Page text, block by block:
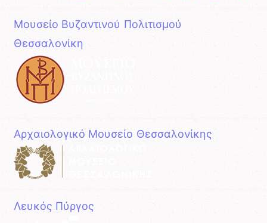
Μουσείο Βυζαντινού Πολιτισμού
Θεσσαλονίκη
Αρχαιολογικό Μουσείο Θεσσαλονίκης
Λευκός Πύργος